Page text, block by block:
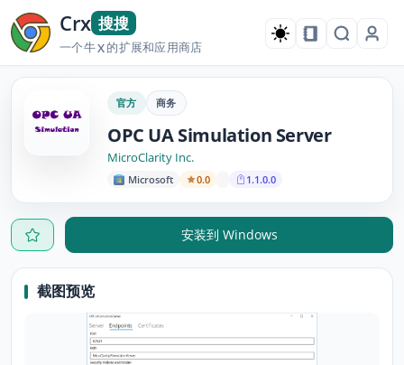
Crx 搜搜
一个牛X的扩展和应用商店
官方 商务
OPC UA Simulation Server
MicroClarity Inc.
Microsoft 0.0 1.1.0.0
安装到 Windows
截图预览